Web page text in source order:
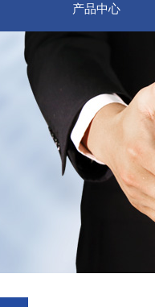
产品中心